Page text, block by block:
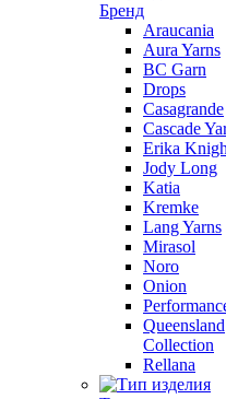
Бренд
Araucania
Aura Yarns
BC Garn
Drops
Casagrande
Cascade
Erika
Jody Long
Katia
Kremke
Lang Yarns
Mirasol
Noro
Onion
Queensland
Collection
Rellana